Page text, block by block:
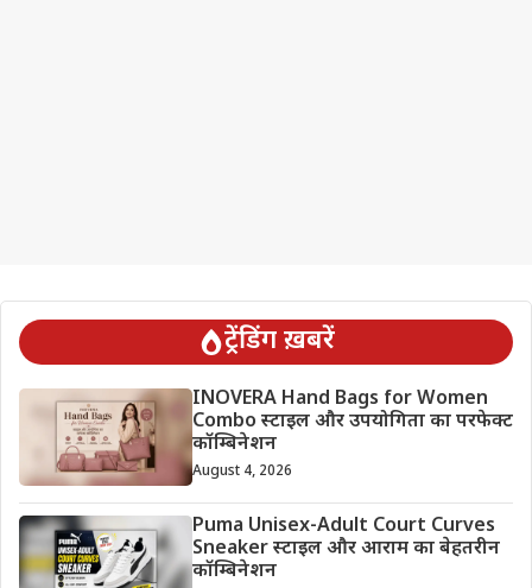
ट्रेंडिंग ख़बरें
INOVERA Hand Bags for Women
Combo स्टाइल और उपयोगिता का परफेक्ट
कॉम्बिनेशन
August 4, 2026
Puma Unisex-Adult Court Curves
Sneaker स्टाइल और आराम का बेहतरीन
कॉम्बिनेशन